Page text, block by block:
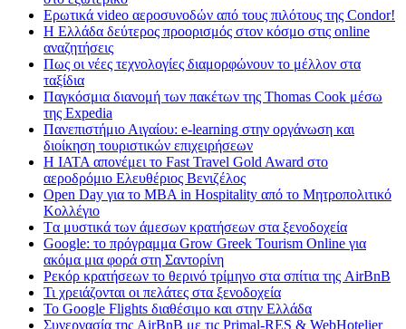
Eρωτικά video αεροσυνοδών από τους πιλότους της Condor!
Η Ελλάδα δεύτερος προορισμός στον κόσμο στις online
αναζητήσεις
Πως οι νέες τεχνολογίες διαμορφώνουν το μέλλον στα
ταξίδια
Παγκόσμια διανομή των πακέτων της Thomas Cook μέσω
της Expedia
Πανεπιστήμιο Αιγαίου: e-learning στην οργάνωση και
διοίκηση τουριστικών επιχειρήσεων
Η IATA απονέμει το Fast Travel Gold Award στο
αεροδρόμιο Ελευθέριος Βενιζέλος
Open Day για το MBA in Hospitality από το Μητροπολιτικό
Κολλέγιο
Tα μυστικά των άμεσων κρατήσεων στα ξενοδοχεία
Google: το πρόγραμμα Grow Greek Tourism Online για
ακόμα μια φορά στη Σαντορίνη
Ρεκόρ κρατήσεων το θερινό τρίμηνο στα σπίτια της AirBnB
Τι χρειάζονται οι πελάτες στα ξενοδοχεία
Το Google Flights διαθέσιμο και στην Ελλάδα
Συνεργασία​ ​της​ ​AirBnB​ ​με​ ​τις​ ​Primal-RES​ ​&​ ​WebHotelier